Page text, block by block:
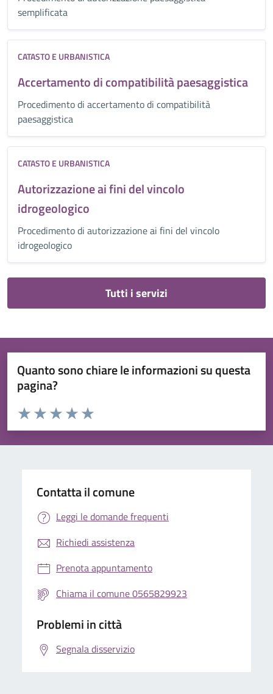
semplificata
CATASTO E URBANISTICA
Accertamento di compatibilità paesaggistica
Procedimento di accertamento di compatibilità
paesaggistica
CATASTO E URBANISTICA
Autorizzazione ai fini del vincolo
idrogeologico
Procedimento di autorizzazione ai fini del vincolo
idrogeologico
Tutti i servizi
Quanto sono chiare le informazioni su questa
pagina?
Valuta da 1 a 5 stelle la pagina
Valuta 5 stelle su 5
Valuta 4 stelle su 5
Valuta 3 stelle su 5
Valuta 2 stelle su 5
Valuta 1 stelle su 5
Contatta il comune
Leggi le domande frequenti
Richiedi assistenza
Prenota appuntamento
Chiama il comune 0565829923
Problemi in città
Segnala disservizio